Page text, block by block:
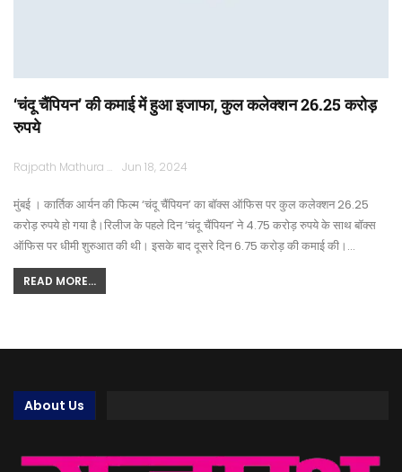
‘चंदू चैंपियन’ की कमाई में हुआ इजाफा, कुल कलेक्शन 26.25 करोड़
रुपये
Rajpath Mathura Jun 18, 2024
मुंबई । कार्तिक आर्यन की फिल्म ‘चंदू चैंपियन’ का बॉक्स ऑफिस पर कुल कलेक्शन 26.25
करोड़ रुपये हो गया है।रिलीज के पहले दिन ‘चंदू चैंपियन’ ने 4.75 करोड़ रुपये के साथ बॉक्स
ऑफिस पर धीमी शुरुआत की थी। इसके बाद दूसरे दिन 6.75 करोड़ की कमाई की।…
READ MORE...
About Us